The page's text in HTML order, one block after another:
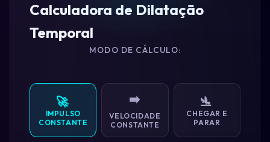
Calculadora de Dilatação
Temporal
MODO DE CÁLCULO:
🚀
IMPULSO
CONSTANTE
➡️
VELOCIDADE
CONSTANTE
🛬
CHEGAR E
PARAR